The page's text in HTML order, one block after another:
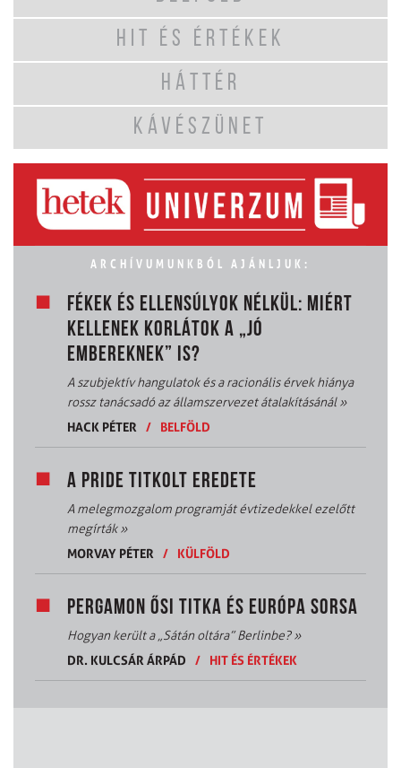
HIT ÉS ÉRTÉKEK
HÁTTÉR
KÁVÉSZÜNET
ARCHÍVUMUNKBÓL AJÁNLJUK:
FÉKEK ÉS ELLENSÚLYOK NÉLKÜL: MIÉRT
KELLENEK KORLÁTOK A „JÓ
EMBEREKNEK” IS?
A szubjektív hangulatok és a racionális érvek hiánya
rossz tanácsadó az államszervezet átalakításánál»
HACK PÉTER
/ BELFÖLD
A PRIDE TITKOLT EREDETE
A melegmozgalom programját évtizedekkel ezelőtt
megírták»
MORVAY PÉTER
/ KÜLFÖLD
PERGAMON ŐSI TITKA ÉS EURÓPA SORSA
Hogyan került a „Sátán oltára” Berlinbe?»
DR. KULCSÁR ÁRPÁD
/ HIT ÉS ÉRTÉKEK